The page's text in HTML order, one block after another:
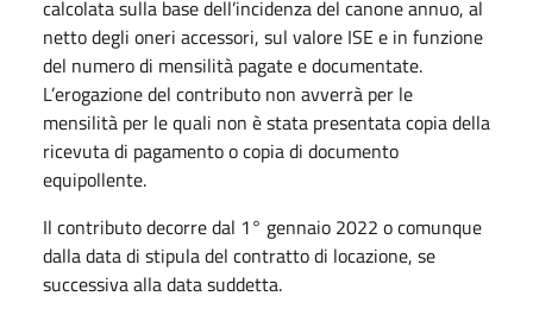
calcolata sulla base dell’incidenza del canone annuo, al
netto degli oneri accessori, sul valore ISE e in funzione
del numero di mensilità pagate e documentate.
L’erogazione del contributo non avverrà per le
mensilità per le quali non è stata presentata copia della
ricevuta di pagamento o copia di documento
equipollente.
Il contributo decorre dal 1° gennaio 2022 o comunque
dalla data di stipula del contratto di locazione, se
successiva alla data suddetta.